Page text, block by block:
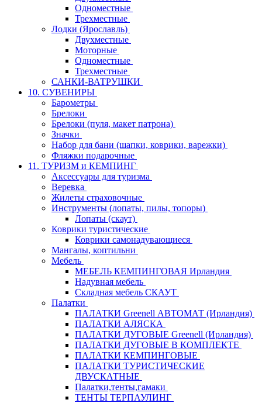
Одноместные
Трехместные
Лодки (Ярославль)
Двухместные
Моторные
Одноместные
Трехместные
САНКИ-ВАТРУШКИ
10. СУВЕНИРЫ
Барометры
Брелоки
Брелоки (пуля, макет патрона)
Значки
Набор для бани (шапки, коврики, варежки)
Фляжки подарочные
11. ТУРИЗМ и КЕМПИНГ
Аксессуары для туризма
Веревка
Жилеты страховочные
Инструменты (лопаты, пилы, топоры)
Лопаты (скаут)
Коврики туристические
Коврики самонадувающиеся
Мангалы, коптильни
Мебель
МЕБЕЛЬ КЕМПИНГОВАЯ Ирландия
Надувная мебель
Складная мебель СКАУТ
Палатки
ПАЛАТКИ Greenell АВТОМАТ (Ирландия)
ПАЛАТКИ АЛЯСКА
ПАЛАТКИ ДУГОВЫЕ Greenell (Ирландия)
ПАЛАТКИ ДУГОВЫЕ В КОМПЛЕКТЕ
ПАЛАТКИ КЕМПИНГОВЫЕ
ПАЛАТКИ ТУРИСТИЧЕСКИЕ
ДВУСКАТНЫЕ
Палатки,тенты,гамаки
ТЕНТЫ ТЕРПАУЛИНГ